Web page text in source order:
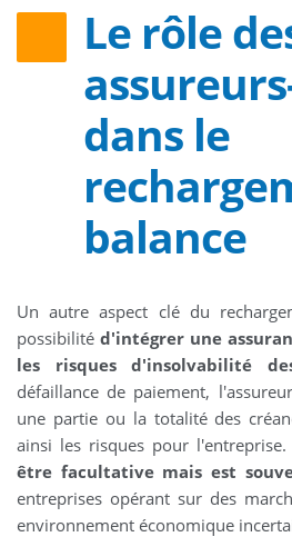
Le rôle
dans le
balance
Un autre aspect clé du
possibilité d'intégrer une
les risques d'insolvabilité
défaillance de paiement,
une partie ou la totalité des
ainsi les risques pour l'entreprise.
être facultative mais est
entreprises opérant sur des
environnement économique